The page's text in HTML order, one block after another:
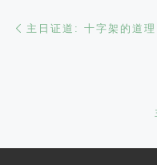
主日证道: 十字架的道